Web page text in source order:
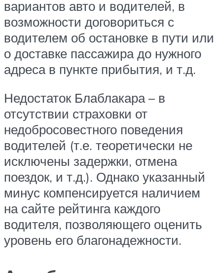
вариантов авто и водителей, в
возможности договориться с
водителем об остановке в пути или
о доставке пассажира до нужного
адреса в пункте прибытия, и т.д.
Недостаток Блаблакара – в
отсутствии страховки от
недобросовестного поведения
водителей (т.е. теоретически не
исключены задержки, отмена
поездок, и т.д.). Однако указанный
минус компенсируется наличием
на сайте рейтинга каждого
водителя, позволяющего оценить
уровень его благонадежности.